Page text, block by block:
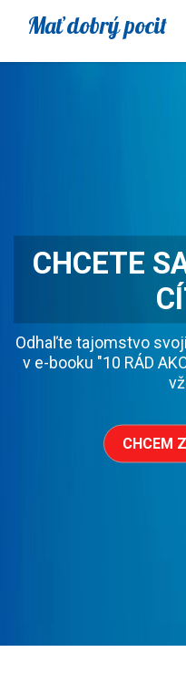
CHCETE
Odhaľte tajomstvo
v e-booku "10 RÁD
CHCEM
Mať dobrý pocit